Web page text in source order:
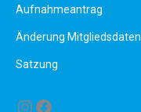
Aufnahmeantrag
Änderung Mitgliedsdaten
Satzung
Instagram
Facebook